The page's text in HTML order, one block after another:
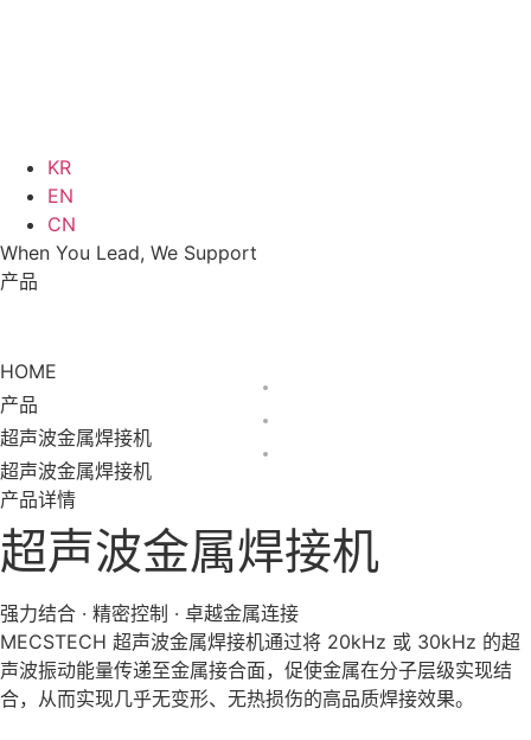
KR
EN
CN
When You Lead, We Support
产品
HOME
产品
超声波金属焊接机
超声波金属焊接机
产品详情
超声波金属焊接机
强力结合 · 精密控制 · 卓越金属连接
MECSTECH 超声波金属焊接机通过将 20kHz 或 30kHz 的超
声波振动能量传递至金属接合面，促使金属在分子层级实现结
合，从而实现几乎无变形、无热损伤的高品质焊接效果。